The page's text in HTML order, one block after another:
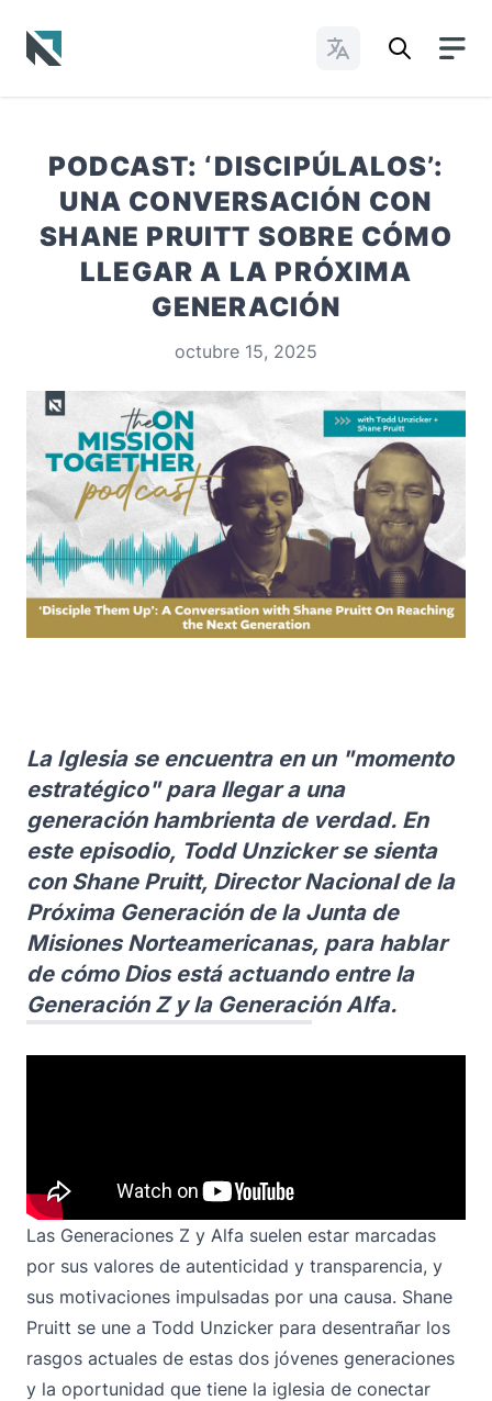
Cambiar idioma
PODCAST: ‘DISCIPÚLALOS’:
UNA CONVERSACIÓN CON
SHANE PRUITT SOBRE CÓMO
LLEGAR A LA PRÓXIMA
GENERACIÓN
octubre 15, 2025
La Iglesia se encuentra en un "momento
estratégico" para llegar a una
generación hambrienta de verdad. En
este episodio, Todd Unzicker se sienta
con Shane Pruitt, Director Nacional de la
Próxima Generación de la Junta de
Misiones Norteamericanas, para hablar
de cómo Dios está actuando entre la
Generación Z y la Generación Alfa.
Las Generaciones Z y Alfa suelen estar marcadas
por sus valores de autenticidad y transparencia, y
sus motivaciones impulsadas por una causa. Shane
Pruitt se une a Todd Unzicker para desentrañar los
rasgos actuales de estas dos jóvenes generaciones
y la oportunidad que tiene la iglesia de conectar